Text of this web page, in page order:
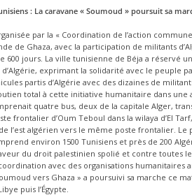
: La caravane « Soumoud » poursuit sa
par la « Coordination de l’action
de Ghaza, avec la participation de militants
600 jours. La ville tunisienne de Béja a réservé
exprimant la solidarité avec le peuple
partis d’Algérie avec des dizaines de
total à cette initiative humanitaire dans une
quatre bus, deux de la capitale Alger,
frontalier d’Oum Teboul dans la wilaya d’El
l’est algérien vers le même poste frontalier.
environ 1500 Tunisiens et près de 200
du droit palestinien spolié et contre toutes
avec des organisations
vers Ghaza » a poursuivi sa marche ce
puis l’Égypte.